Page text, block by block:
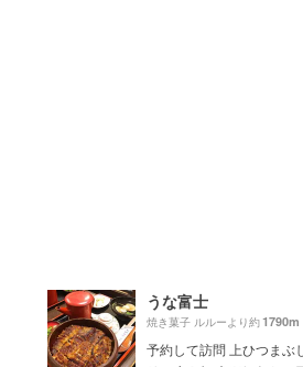
うな富士
焼き菓子 ルルーより約1790m
予約して訪問 上ひつま